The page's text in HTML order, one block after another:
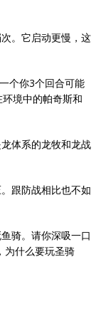
。它启动更慢，这
个你3个回合可能
境中的帕奇斯和
体系的龙牧和龙战
跟防战相比也不如
骑。请你深吸一口
为什么要玩圣骑